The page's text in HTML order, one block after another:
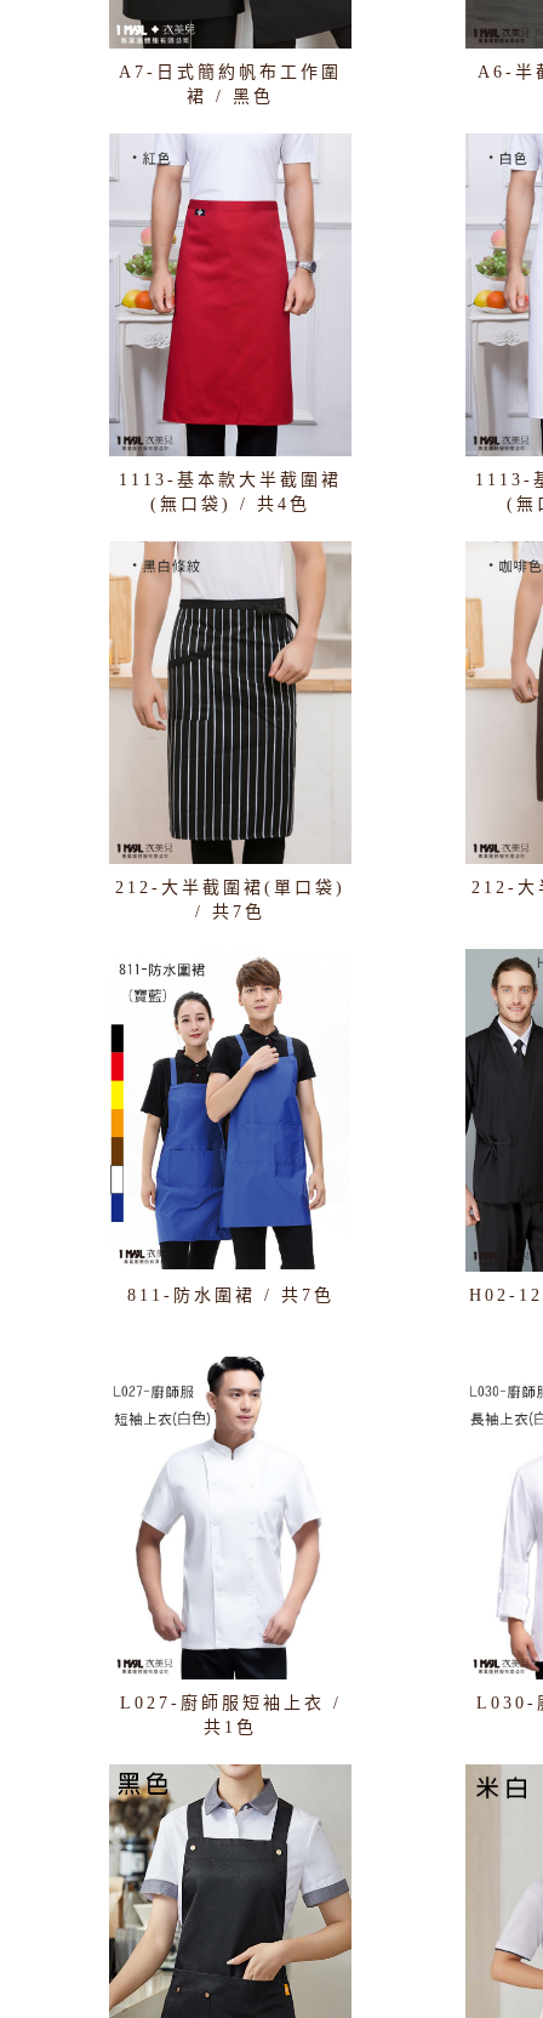
A7-日式簡約帆布工作圍
裙 / 黑色
A6-半
1113-基本款大半截圍裙
(無口袋) / 共4色
1113-
(無
212-大半截圍裙(單口袋)
/ 共7色
212-大
811-防水圍裙 / 共7色 H02-
L027-廚師服短袖上衣 /
共1色
L030-